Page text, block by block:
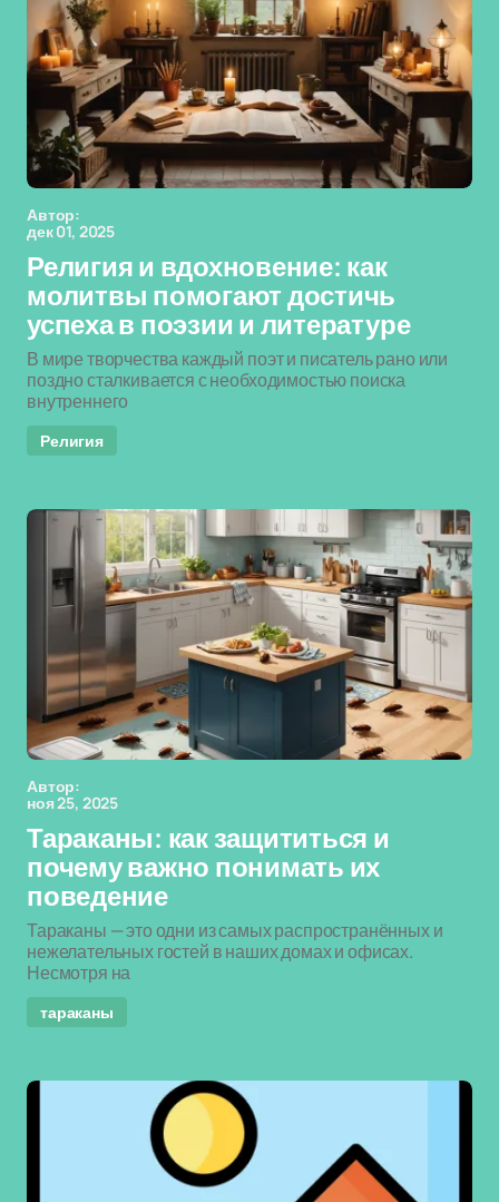
Автор:
дек 01, 2025
Религия и вдохновение: как
молитвы помогают достичь
успеха в поэзии и литературе
В мире творчества каждый поэт и писатель рано или
поздно сталкивается с необходимостью поиска
внутреннего
Религия
Автор:
ноя 25, 2025
Тараканы: как защититься и
почему важно понимать их
поведение
Тараканы — это одни из самых распространённых и
нежелательных гостей в наших домах и офисах.
Несмотря на
тараканы